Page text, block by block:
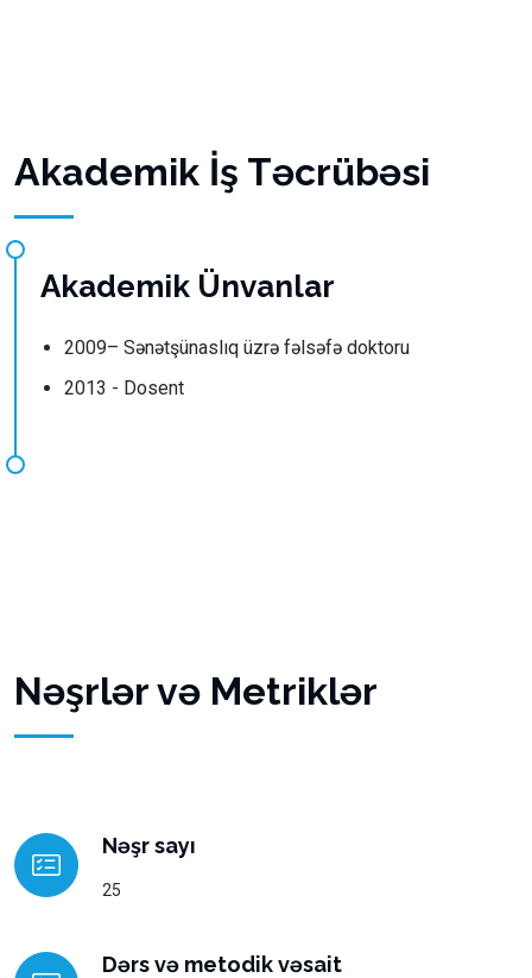
Akademik İş Təcrübəsi
Akademik Ünvanlar
2009– Sənətşünaslıq üzrə fəlsəfə doktoru
2013 - Dosent
Nəşrlər və Metriklər
Nəşr sayı
25
Dərs və metodik vəsait